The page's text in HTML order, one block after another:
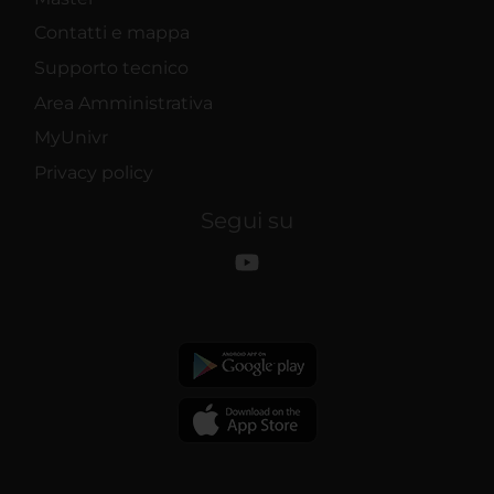
Contatti e mappa
Supporto tecnico
Area Amministrativa
MyUnivr
Privacy policy
Segui su